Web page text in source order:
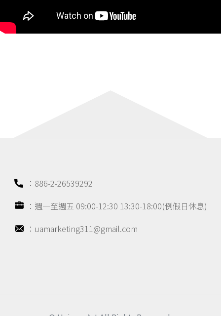
：886-2-26539292
：週一至週五 09:00-12:30 13:30-18:00(例假日休息)
：uamarketing311@gmail.com